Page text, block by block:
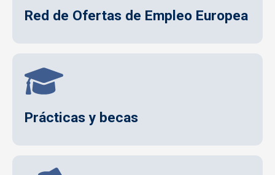
Red de Ofertas de Empleo Europea
Prácticas y becas